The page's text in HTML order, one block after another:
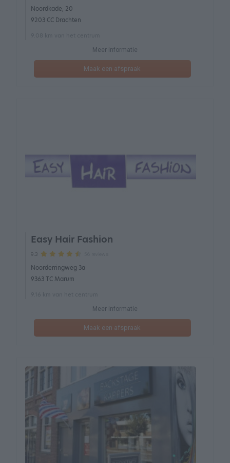
Noordkade, 20
9203 CC Drachten
Meer informatie
Maak een afspraak
Easy Hair Fashion
9.3
Noorderringweg 3a
9363 TC Marum
Meer informatie
Maak een afspraak